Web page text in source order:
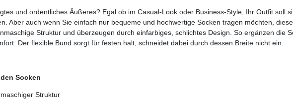
und ordentliches Äußeres? Egal ob im Casual-Look oder Business-Style, Ihr Outfit soll
Aber auch wenn Sie einfach nur bequeme und hochwertige Socken tragen möchten,
Struktur und überzeugen durch einfarbiges, schlichtes Design. So ergänzen die
Der flexible Bund sorgt für festen halt, schneidet dabei durch dessen Breite nicht ein.
Socken
Struktur